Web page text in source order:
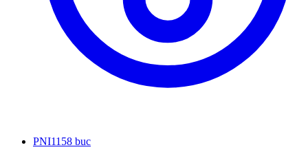
PNI1158 buc